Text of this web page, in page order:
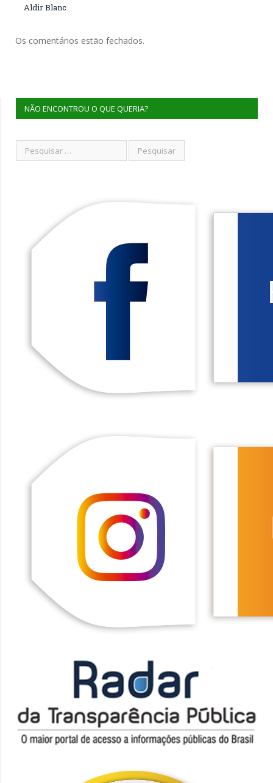
Aldir Blanc
Os comentários estão fechados.
NÃO ENCONTROU O QUE QUERIA?